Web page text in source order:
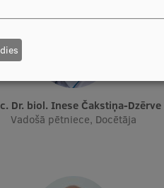
Dr. biol. Inese Čakstiņa-Dzērve
Vadošā pētniece, Docētāja